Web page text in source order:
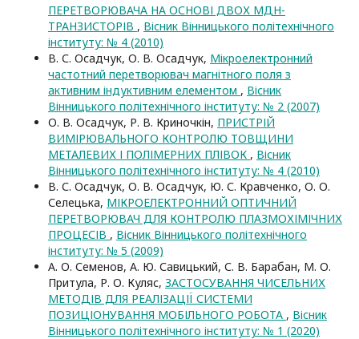
ПЕРЕТВОРЮВАЧА НА ОСНОВІ ДВОХ МДН-
ТРАНЗИСТОРІВ , Вісник Вінницького політехнічного
інституту: № 4 (2010)
В. С. Осадчук, О. В. Осадчук, Мікроелектронний
частотний перетворювач магнітного поля з
активним індуктивним елементом , Вісник
Вінницького політехнічного інституту: № 2 (2007)
О. В. Осадчук, Р. В. Криночкін, ПРИСТРІЙ
ВИМІРЮВАЛЬНОГО КОНТРОЛЮ ТОВЩИНИ
МЕТАЛЕВИХ І ПОЛІМЕРНИХ ПЛІВОК , Вісник
Вінницького політехнічного інституту: № 4 (2010)
В. С. Осадчук, О. В. Осадчук, Ю. С. Кравченко, О. О.
Селецька, МІКРОЕЛЕКТРОННИЙ ОПТИЧНИЙ
ПЕРЕТВОРЮВАЧ ДЛЯ КОНТРОЛЮ ПЛАЗМОХІМІЧНИХ
ПРОЦЕСІВ , Вісник Вінницького політехнічного
інституту: № 5 (2009)
А. О. Семенов, А. Ю. Савицький, С. В. Барабан, М. О.
Притула, Р. О. Куляс, ЗАСТОСУВАННЯ ЧИСЕЛЬНИХ
МЕТОДІВ ДЛЯ РЕАЛІЗАЦІЇ СИСТЕМИ
ПОЗИЦІОНУВАННЯ МОБІЛЬНОГО РОБОТА , Вісник
Вінницького політехнічного інституту: № 1 (2020)